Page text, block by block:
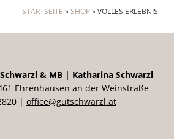
STARTSEITE »SHOP»VOLLES ERLEBNIS
& MB | Katharina Schwarzl
Ehrenhausen an der Weinstraße
| office@gutschwarzl.at